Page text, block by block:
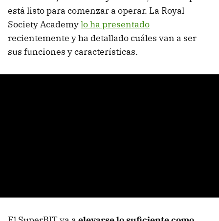
está listo para comenzar a operar. La Royal
Society Academylo ha presentado
recientemente y ha detallado cuáles van a ser
sus funciones y características.